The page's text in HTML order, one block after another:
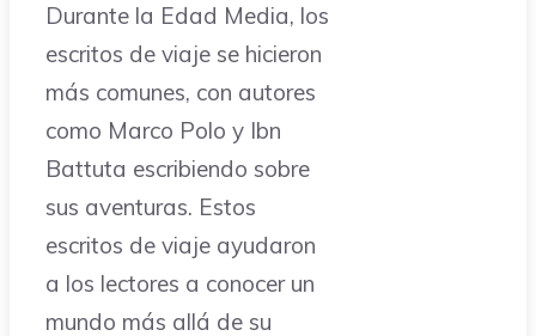
Durante la Edad Media, los
escritos de viaje se hicieron
más comunes, con autores
como Marco Polo y Ibn
Battuta escribiendo sobre
sus aventuras. Estos
escritos de viaje ayudaron
a los lectores a conocer un
mundo más allá de su